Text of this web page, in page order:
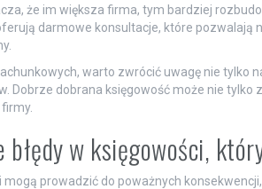
że im większa firma, tym bardziej
darmowe konsultacje, które
warto zwrócić uwagę nie tylko
Dobrze dobrana księgowość może nie tylko
błędy w księgowości,
mogą prowadzić do poważnych